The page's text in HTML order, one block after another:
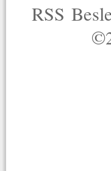
RSS